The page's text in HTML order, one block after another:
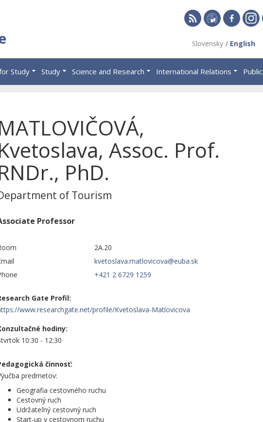
of
Slovensky English
Study Study Science and Research International Relations Public
Assoc. Prof.
PhD.
of Tourism
Professor
2A.20
+421 2 6729 1259
Gate Profil:
www.researchgate.net/profile/Kvetoslava-Matlovicova
hodiny:
10:30 - 12:30
činnosť:
predmetov:
Geografia cestovného ruchu
Cestovný ruch
Udržateľný cestovný ruch
Start-up v cestovnom ruchu